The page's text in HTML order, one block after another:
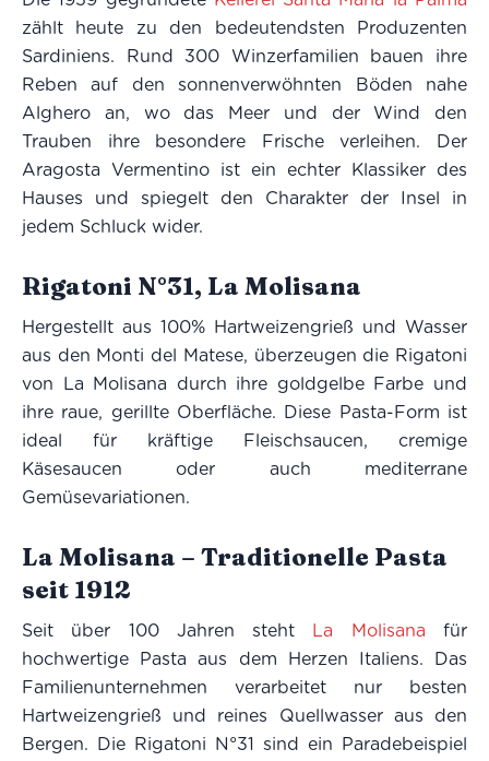
zählt heute zu den bedeutendsten Produzenten
Sardiniens. Rund 300 Winzerfamilien bauen ihre
Reben auf den sonnenverwöhnten Böden nahe
Alghero an, wo das Meer und der Wind den
Trauben ihre besondere Frische verleihen. Der
Aragosta Vermentino ist ein echter Klassiker des
Hauses und spiegelt den Charakter der Insel in
jedem Schluck wider.
Rigatoni N°31, La Molisana
Hergestellt aus 100% Hartweizengrieß und Wasser
aus den Monti del Matese, überzeugen die Rigatoni
von La Molisana durch ihre goldgelbe Farbe und
ihre raue, gerillte Oberfläche. Diese Pasta-Form ist
ideal für kräftige Fleischsaucen, cremige
Käsesaucen oder auch mediterrane
Gemüsevariationen.
La Molisana – Traditionelle Pasta
seit 1912
Seit über 100 Jahren steht La Molisana für
hochwertige Pasta aus dem Herzen Italiens. Das
Familienunternehmen verarbeitet nur besten
Hartweizengrieß und reines Quellwasser aus den
Bergen. Die Rigatoni N°31 sind ein Paradebeispiel